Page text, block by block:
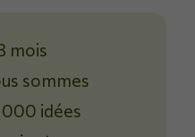
mois
sommes
000 idées